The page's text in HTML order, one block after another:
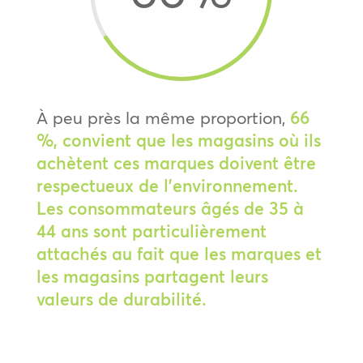
À peu près la même proportion, 66
%, convient que les magasins où ils
achètent ces marques doivent être
respectueux de l’environnement.
Les consommateurs âgés de 35 à
44 ans sont particulièrement
attachés au fait que les marques et
les magasins partagent leurs
valeurs de durabilité.